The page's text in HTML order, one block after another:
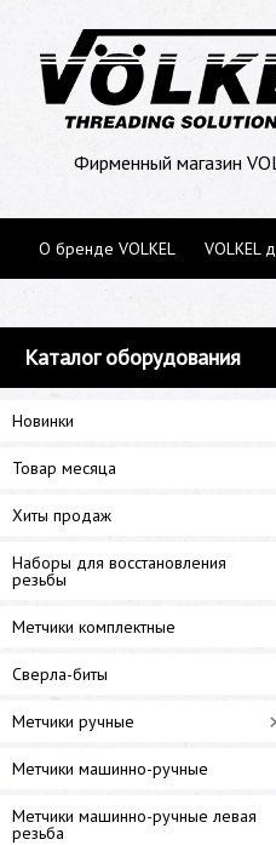
Фирменный магазин
О бренде VOLKEL VOLKEL
Каталог оборудования
Новинки
Товар месяца
Хиты продаж
Наборы для восстановления
резьбы
Метчики комплектные
Сверла-биты
Метчики ручные
Метчики машинно-ручные
Метчики машинно-ручные левая
резьба